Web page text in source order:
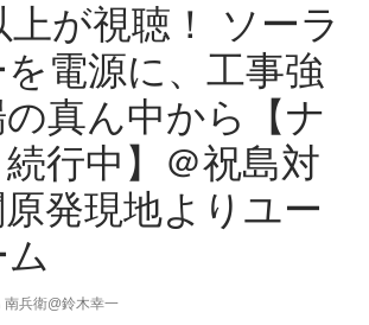
上が視聴！ ソーラ
電源に、工事強
真ん中から【ナ
行中】＠祝島対
発現地よりユー
南兵衛@鈴木幸一